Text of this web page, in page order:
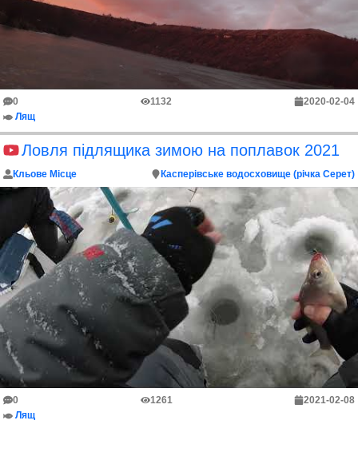
0 1132
2020-02-04
Лящ
Ловля підлящика зимою на поплавок 2021
Кльове Місце Касперівське водосховище (річка Серет)
0 1261
2021-02-08
Лящ